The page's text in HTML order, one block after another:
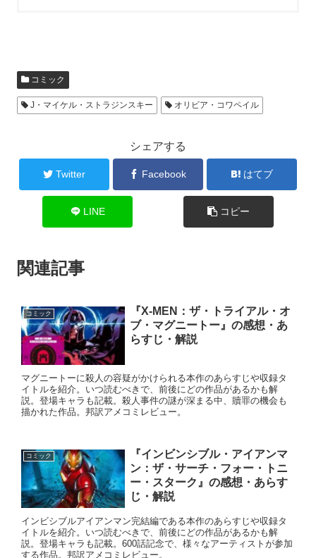
コミック
J・マイケル・ストラジンスキー オリビア・コワペイル
シェアする
Twitter Facebook はてブ
LINE コピー
関連記事
コミック
『X-MEN：ザ・トライアル・オ
ブ・マグニートー』の感想・あ
らすじ・解説
マグニートーに殺人の容疑がかけられる本作のあらすじや収録タ
イトルを紹介。いつ読むべきで、前後にどの作品があるかも解
説。登場キャラも記載。殺人事件の謎が深まる中、贖罪の機会も
描かれた作品。邦訳アメコミレビュー。
コミック
『インビンシブル・アイアンマ
ン：ザ・サーチ・フォー・トニ
ー・スターク』の感想・あらす
じ・解説
インビシブルアイアンマン完結編である本作のあらすじや収録タ
イトルを紹介。いつ読むべきで、前後にどの作品があるかも解
説。登場キャラも記載。600話記念で、様々なアーティストが参加
する作品。邦訳アメコミレビュー。